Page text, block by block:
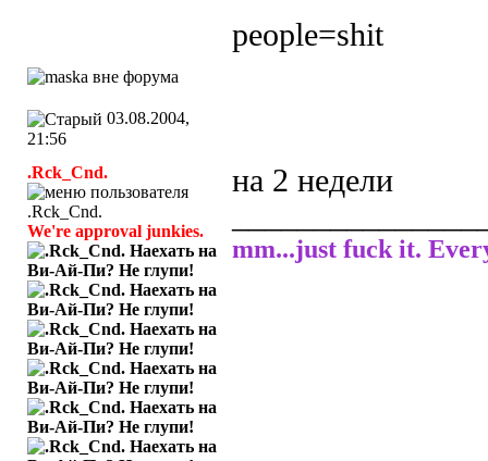
people=shit
03.08.2004,
21:56
.Rck_Cnd.
We're approval junkies.
на 2 недели
mm...just fuck it.